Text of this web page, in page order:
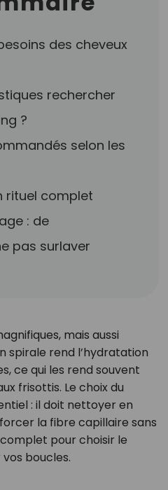
des cheveux
rechercher
?
selon les
rituel complet
: de
pas surlaver
mais aussi
spirale rend l’hydratation
ce qui les rend souvent
frisottis. Le choix du
: il doit nettoyer en
la fibre capillaire sans
complet pour choisir le
boucles.